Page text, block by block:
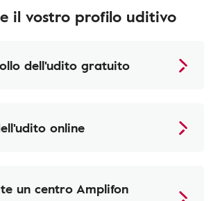
il vostro profilo uditivo
dell'udito gratuito
online
un centro Amplifon